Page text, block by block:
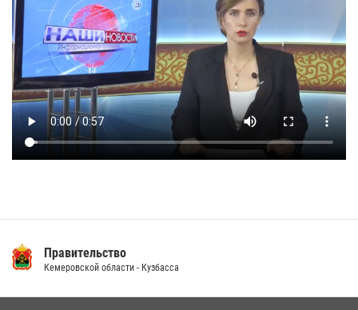
Правительство
Кемеровской области - Кузбасса